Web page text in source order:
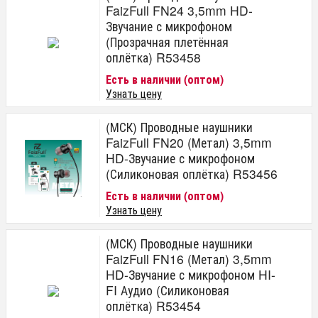
FaizFull FN24 3,5mm HD-
Звучание с микрофоном
(Прозрачная плетённая
оплётка) R53458
Есть в наличии (оптом)
Узнать цену
(МСК) Проводные наушники
FaizFull FN20 (Метал) 3,5mm
HD-Звучание с микрофоном
(Силиконовая оплётка) R53456
Есть в наличии (оптом)
Узнать цену
(МСК) Проводные наушники
FaizFull FN16 (Метал) 3,5mm
HD-Звучание с микрофоном HI-
FI Аудио (Силиконовая
оплётка) R53454